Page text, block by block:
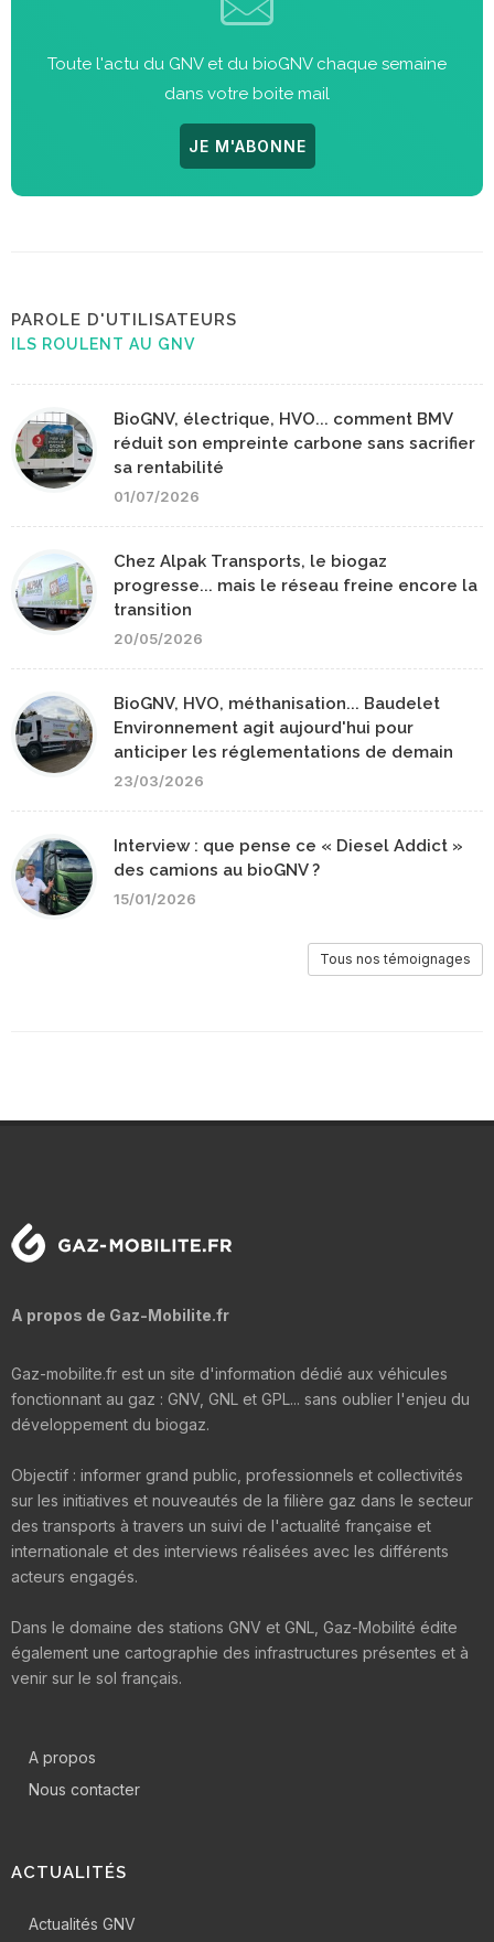
Toute l'actu du GNV et du bioGNV chaque semaine
dans votre boite mail
JE M'ABONNE
PAROLE D'UTILISATEURS
ILS ROULENT AU GNV
BioGNV, électrique, HVO... comment BMV
réduit son empreinte carbone sans sacrifier
sa rentabilité
01/07/2026
Chez Alpak Transports, le biogaz
progresse... mais le réseau freine encore la
transition
20/05/2026
BioGNV, HVO, méthanisation... Baudelet
Environnement agit aujourd'hui pour
anticiper les réglementations de demain
23/03/2026
Interview : que pense ce « Diesel Addict »
des camions au bioGNV ?
15/01/2026
Tous nos témoignages
A propos de Gaz-Mobilite.fr
Gaz-mobilite.fr est un site d'information dédié aux véhicules
fonctionnant au gaz : GNV, GNL et GPL... sans oublier l'enjeu du
développement du biogaz.
Objectif : informer grand public, professionnels et collectivités
sur les initiatives et nouveautés de la filière gaz dans le secteur
des transports à travers un suivi de l'actualité française et
internationale et des interviews réalisées avec les différents
acteurs engagés.
Dans le domaine des stations GNV et GNL, Gaz-Mobilité édite
également une cartographie des infrastructures présentes et à
venir sur le sol français.
A propos
Nous contacter
ACTUALITÉS
Actualités GNV